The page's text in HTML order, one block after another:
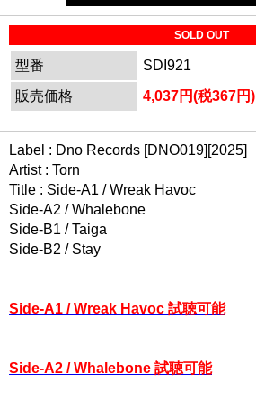
SOLD OUT
型番
SDI921
販売価格
4,037円(税367円)
Label : Dno Records [DNO019][2025]
Artist : Torn
Title : Side-A1 / Wreak Havoc
Side-A2 / Whalebone
Side-B1 / Taiga
Side-B2 / Stay
Side-A1 / Wreak Havoc 試聴可能
Side-A2 / Whalebone 試聴可能